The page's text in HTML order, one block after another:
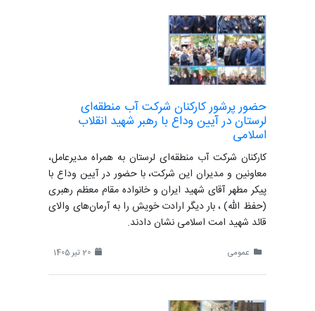
حضور پرشور کارکنان شرکت آب منطقه‌ای
لرستان در آیین وداع با رهبر شهید انقلاب
اسلامی
کارکنان شرکت آب منطقه‌ای لرستان به همراه مدیرعامل،
معاونین و مدیران این شرکت، با حضور در آیین وداع با
پیکر مطهر آقای شهید ایران و خانواده مقام معظم رهبری
(حفظ الله) ، بار دیگر ارادت خویش را به آرمان‌های والای
قائد شهید امت اسلامی نشان دادند.
عمومی